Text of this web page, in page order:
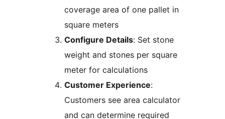
coverage area of one pallet in
square meters
Configure Details: Set stone
weight and stones per square
meter for calculations
Customer Experience:
Customers see area calculator
and can determine required